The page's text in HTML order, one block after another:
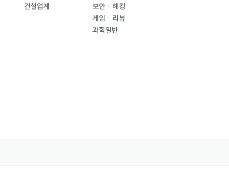
건설업계
보안ㆍ해킹
게임ㆍ리뷰
과학일반